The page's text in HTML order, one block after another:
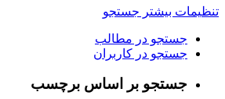
تنظیمات بیشتر جستجو
جستجو در مطالب
جستجو در کاربران
جستجو بر اساس برچسب